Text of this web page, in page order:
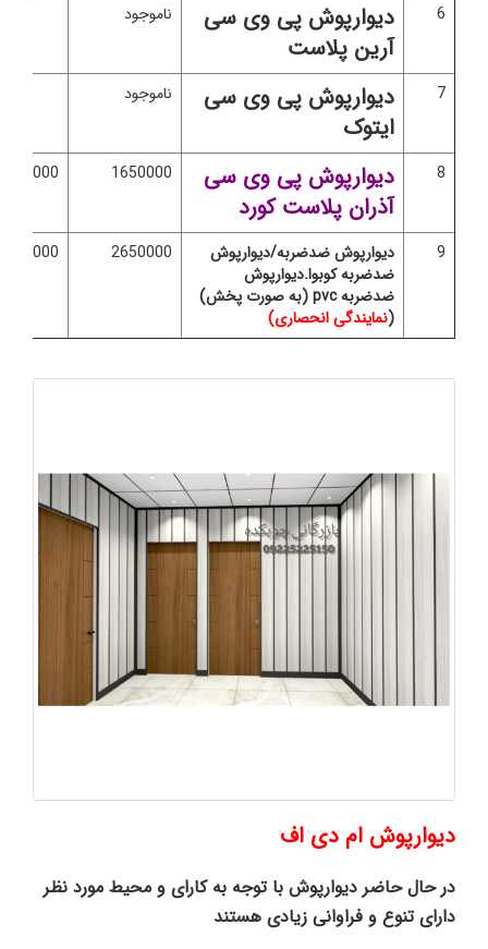
6
دیوارپوش پی وی سی
آرین پلاست
ناموجود
7
دیوارپوش پی وی سی
ایتوک
ناموجود
8
دیوارپوش پی وی سی
آذران پلاست کورد
1650000 500000ریال
9
دیوارپوش ضدضربه/دیوارپوش
ضدضربه کوبوا.دیوارپوش
ضدضربه pvc (به صورت پخش)
(نمایندگی انحصاری)
2650000 500000ریال
دیوارپوش ام دی اف
در حال حاضر دیوارپوش با توجه به کارای و محیط مورد نظر
دارای تنوع و فراوانی زیادی هستند